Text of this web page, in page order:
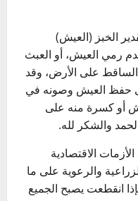
الخبز (العيش)
رمي العيش، أو العبث
على الأرض، وقد
حفظ العيش وصونه في
أو كسرة منه على
والشكر لله.
الاقتصادية
والرعوية على ما
انقطعت يصبح الجميع